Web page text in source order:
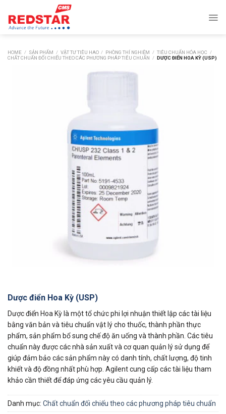
content
HOME / SẢN PHẨM / VẬT TƯ TIÊU HAO / PHÒNG THÍ NGHIỆM / TIÊU CHUẨN HÓA HỌC /
CHẤT CHUẨN ĐỐI CHIẾU THEO CÁC PHƯƠNG PHÁP TIÊU CHUẨN / DƯỢC ĐIỂN HOA KỲ (USP)
Dược điển Hoa Kỳ (USP)
Dược điển Hoa Kỳ là một tổ chức phi lợi nhuận thiết lập các tài liệu
bằng văn bản và tiêu chuẩn vật lý cho thuốc, thành phần thực
phẩm, sản phẩm bổ sung chế độ ăn uống và thành phần. Các tiêu
chuẩn này được các nhà sản xuất và cơ quan quản lý sử dụng để
giúp đảm bảo các sản phẩm này có danh tính, chất lượng, độ tinh
khiết và độ đồng nhất phù hợp. Agilent cung cấp các tài liệu tham
khảo cần thiết để đáp ứng các yêu cầu quản lý.
Danh mục: Chất chuẩn đối chiếu theo các phương pháp tiêu chuẩn